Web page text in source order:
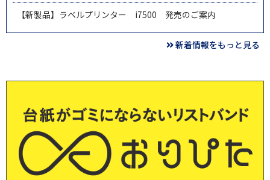
【新製品】ラベルプリンター i7500 発売のご案内
新着情報をもっと見る